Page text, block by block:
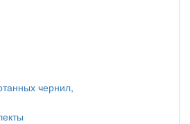
чернил,